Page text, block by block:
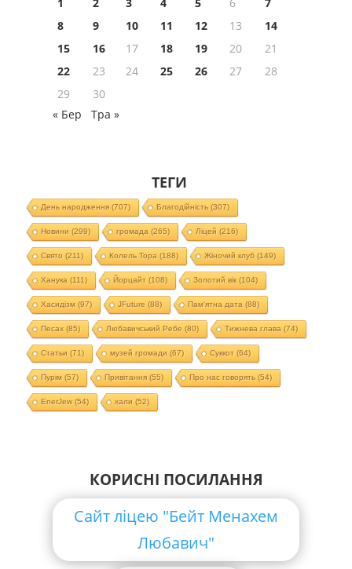
8
9 10 11 12 13
14
15
16 17 18 19 20
21
22
23 24 25 26 27
28
29
30
« Бер
Тра »
ТЕГИ
День народження(707) Благодійність (307)
Новини (299) громада (265) Ліцей (216)
Свято (211) Колель Тора (188) Жіночий клуб (149)
Ханука (111) Йорцайт (108) Золотий вік(104)
Хасидізм (97) JFuture (88) Пам'ятна дата (88)
Песах(85) Любавичський Ребе (80) Тижнева глава (74)
Статьи (71) музей громади (67) Суккот (64)
Пурім (57) Привітання(55) Про нас говорять (54)
EnerJew(54) хали (52)
КОРИСНІ ПОСИЛАННЯ
Сайт ліцею "Бейт Менахем
Любавич"